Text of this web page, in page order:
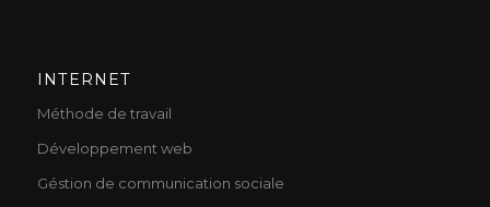
INTERNET
Méthode de travail
Développement web
Géstion de communication sociale